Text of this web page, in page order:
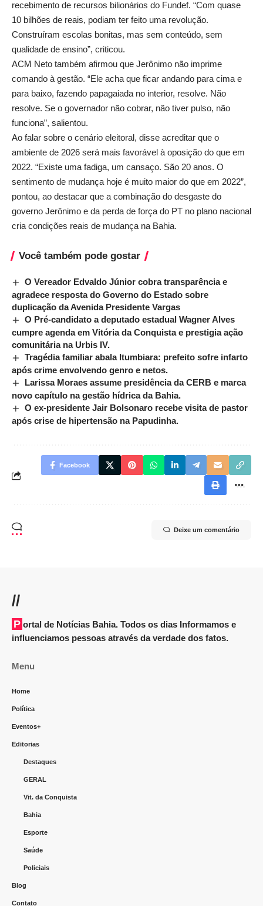
recebimento de recursos bilionários do Fundef. “Com quase
10 bilhões de reais, podiam ter feito uma revolução.
Construíram escolas bonitas, mas sem conteúdo, sem
qualidade de ensino”, criticou.
ACM Neto também afirmou que Jerônimo não imprime
comando à gestão. “Ele acha que ficar andando para cima e
para baixo, fazendo papagaiada no interior, resolve. Não
resolve. Se o governador não cobrar, não tiver pulso, não
funciona”, salientou.
Ao falar sobre o cenário eleitoral, disse acreditar que o
ambiente de 2026 será mais favorável à oposição do que em
2022. “Existe uma fadiga, um cansaço. São 20 anos. O
sentimento de mudança hoje é muito maior do que em 2022”,
pontou, ao destacar que a combinação do desgaste do
governo Jerônimo e da perda de força do PT no plano nacional
cria condições reais de mudança na Bahia.
Você também pode gostar
O Vereador Edvaldo Júnior cobra transparência e
agradece resposta do Governo do Estado sobre
duplicação da Avenida Presidente Vargas
O Pré-candidato a deputado estadual Wagner Alves
cumpre agenda em Vitória da Conquista e prestigia ação
comunitária na Urbis IV.
Tragédia familiar abala Itumbiara: prefeito sofre infarto
após crime envolvendo genro e netos.
Larissa Moraes assume presidência da CERB e marca
novo capítulo na gestão hídrica da Bahia.
O ex-presidente Jair Bolsonaro recebe visita de pastor
após crise de hipertensão na Papudinha.
Facebook
Deixe um comentário
//
Portal de Notícias Bahia. Todos os dias Informamos e
influenciamos pessoas através da verdade dos fatos.
Menu
Home
Política
Eventos+
Editorias
Destaques
GERAL
Vit. da Conquista
Bahia
Esporte
Saúde
Policiais
Blog
Contato